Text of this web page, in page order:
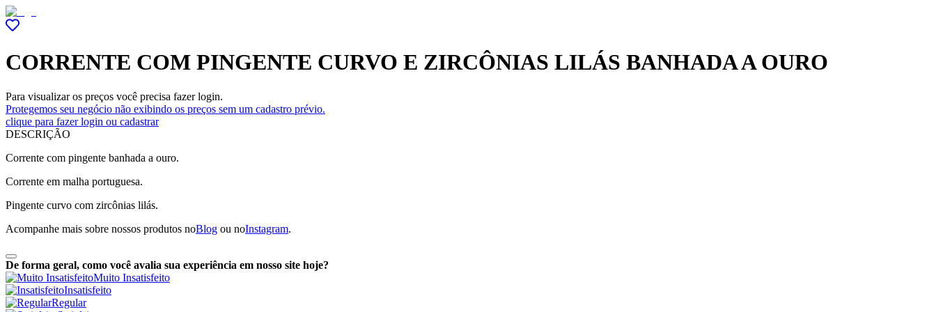
CORRENTE COM PINGENTE CURVO E ZIRCÔNIAS LILÁS BANHADA A OURO
Para visualizar os preços você precisa fazer login.
Protegemos seu negócio não exibindo os preços sem um cadastro prévio.
clique para fazer login ou cadastrar
DESCRIÇÃO
Corrente com pingente banhada a ouro.
Corrente em malha portuguesa.
Pingente curvo com zircônias lilás.
Acompanhe mais sobre nossos produtos noBlog ou noInstagram.
De forma geral, como você avalia sua experiência em nosso site hoje?
Muito Insatisfeito
Insatisfeito
Regular